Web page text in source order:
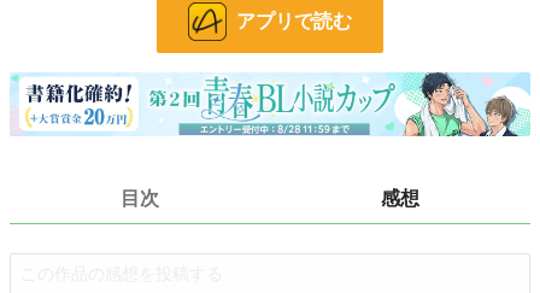
更新日時 2023.11.18 19:46
初回公開日時 2023.11.18 12:37
946 pt (24,887 位)
アプリで読む
目次 感想